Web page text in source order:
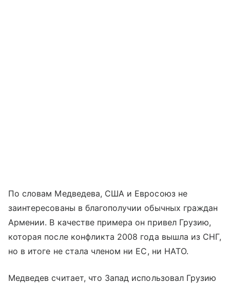
По словам Медведева, США и Евросоюз не
заинтересованы в благополучии обычных граждан
Армении. В качестве примера он привел Грузию,
которая после конфликта 2008 года вышла из СНГ,
но в итоге не стала членом ни ЕС, ни НАТО.
Медведев считает, что Запад использовал Грузию